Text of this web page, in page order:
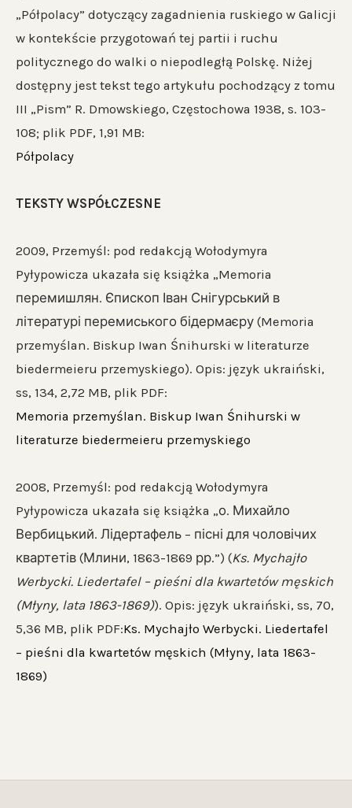
„Półpolacy” dotyczący zagadnienia ruskiego w Galicji
w kontekście przygotowań tej partii i ruchu
politycznego do walki o niepodległą Polskę. Niżej
dostępny jest tekst tego artykułu pochodzący z tomu
III „Pism” R. Dmowskiego, Częstochowa 1938, s. 103-
108; plik PDF, 1,91 MB:
Półpolacy
TEKSTY WSPÓŁCZESNE
2009, Przemyśl: pod redakcją Wołodymyra
Pyłypowicza ukazała się książka „Memoria
перемишлян. Єпископ Іван Снігурський в
літературі перемиського бідермаєру (Memoria
przemyślan. Biskup Iwan Śnihurski w literaturze
biedermeieru przemyskiego). Opis: język ukraiński,
ss, 134, 2,72 MB, plik PDF:
Memoria przemyślan. Biskup Iwan Śnihurski w
literaturze biedermeieru przemyskiego
2008, Przemyśl: pod redakcją Wołodymyra
Pyłypowicza ukazała się książka „о. Михайло
Вербицький. Лідертафель – пісні для чоловічих
квартетів (Млини, 1863-1869 рр.”) (Ks. Mychajło
Werbycki. Liedertafel – pieśni dla kwartetów męskich
(Młyny, lata 1863-1869)). Opis: język ukraiński, ss, 70,
5,36 MB, plik PDF:Ks. Mychajło Werbycki. Liedertafel
– pieśni dla kwartetów męskich (Młyny, lata 1863-
1869)